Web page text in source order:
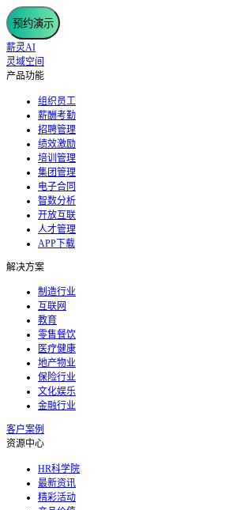
预约演示
薪灵AI
灵域空间
产品功能
组织员工
薪酬考勤
招聘管理
绩效激励
培训管理
集团管理
电子合同
智数分析
开放互联
人才管理
APP下载
解决方案
制造行业
互联网
教育
零售餐饮
医疗健康
地产物业
保险行业
文化娱乐
金融行业
客户案例
资源中心
HR科学院
最新资讯
精彩活动